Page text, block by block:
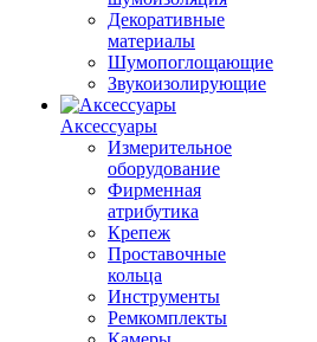
Декоративные
материалы
Шумопоглощающие
Звукоизолирующие
Аксессуары
Измерительное
оборудование
Фирменная
атрибутика
Крепеж
Проставочные
кольца
Инструменты
Ремкомплекты